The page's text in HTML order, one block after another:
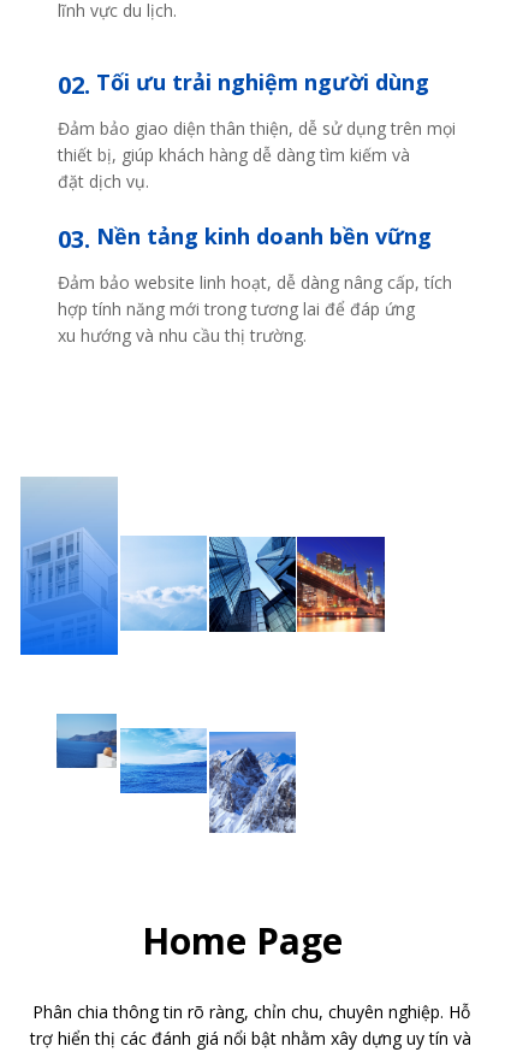
02. Tối ưu trải nghiệm người dùng
Đảm bảo giao diện thân thiện, dễ sử dụng trên mọi
thiết bị, giúp khách hàng dễ dàng tìm kiếm và
đặt dịch vụ.
03. Nền tảng kinh doanh bền vững
Đảm bảo website linh hoạt, dễ dàng nâng cấp, tích
hợp tính năng mới trong tương lai để đáp ứng
xu hướng và nhu cầu thị trường.
lĩnh vực du lịch.
Home Page
Phân chia thông tin rõ ràng, chỉn chu, chuyên nghiệp. Hỗ
trợ hiển thị các đánh giá nổi bật nhằm xây dựng uy tín và